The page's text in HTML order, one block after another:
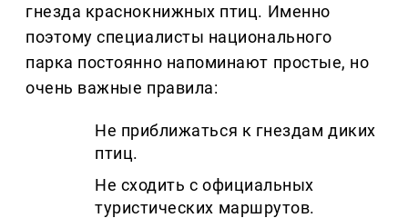
гнезда краснокнижных птиц. Именно
поэтому специалисты национального
парка постоянно напоминают простые, но
очень важные правила:
Не приближаться к гнездам диких
птиц.
Не сходить с официальных
туристических маршрутов.